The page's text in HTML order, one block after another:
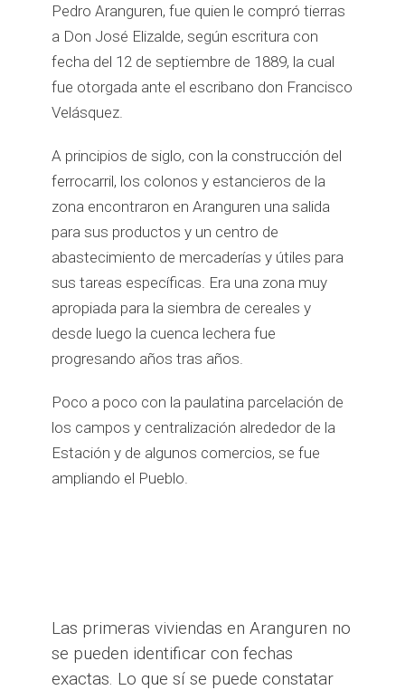
Pedro Aranguren, fue quien le compró tierras
a Don José Elizalde, según escritura con
fecha del 12 de septiembre de 1889, la cual
fue otorgada ante el escribano don Francisco
Velásquez.
A principios de siglo, con la construcción del
ferrocarril, los colonos y estancieros de la
zona encontraron en Aranguren una salida
para sus productos y un centro de
abastecimiento de mercaderías y útiles para
sus tareas específicas. Era una zona muy
apropiada para la siembra de cereales y
desde luego la cuenca lechera fue
progresando años tras años.
Poco a poco con la paulatina parcelación de
los campos y centralización alrededor de la
Estación y de algunos comercios, se fue
ampliando el Pueblo.
Las primeras viviendas en Aranguren no
se pueden identificar con fechas
exactas. Lo que sí se puede constatar